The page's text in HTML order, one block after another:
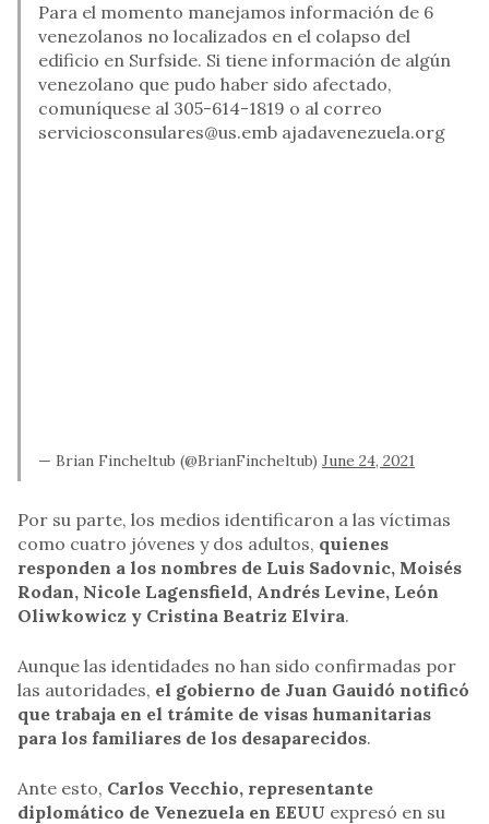
Para el momento manejamos información de 6
venezolanos no localizados en el colapso del
edificio en Surfside. Si tiene información de algún
venezolano que pudo haber sido afectado,
comuníquese al 305-614-1819 o al correo
serviciosconsulares@us.emb ajadavenezuela.org
— Brian Fincheltub (@BrianFincheltub) June 24, 2021
Por su parte, los medios identificaron a las víctimas
como cuatro jóvenes y dos adultos, quienes
responden a los nombres de Luis Sadovnic, Moisés
Rodan, Nicole Lagensfield, Andrés Levine, León
Oliwkowicz y Cristina Beatriz Elvira.
Aunque las identidades no han sido confirmadas por
las autoridades, el gobierno de Juan Gauidó notificó
que trabaja en el trámite de visas humanitarias
para los familiares de los desaparecidos.
Ante esto, Carlos Vecchio, representante
diplomático de Venezuela en EEUU expresó en su